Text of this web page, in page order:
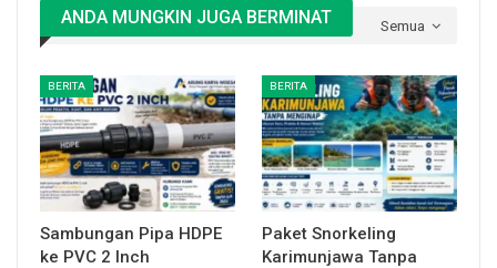
Semua
ANDA MUNGKIN JUGA BERMINAT
BERITA
Sambungan Pipa HDPE
ke PVC 2 Inch
BERITA
Paket Snorkeling
Karimunjawa Tanpa